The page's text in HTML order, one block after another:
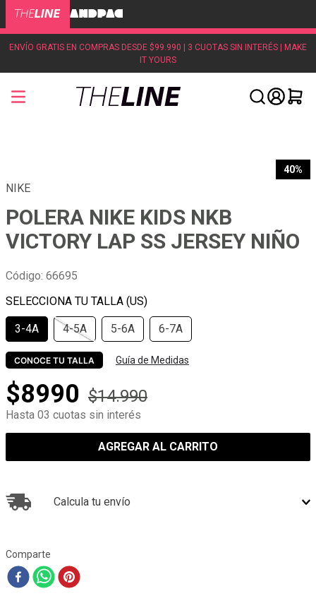
ENVÍO GRATIS EN COMPRAS DESDE $99.990 | 3 CUOTAS SIN INTERÉS | MAKE
IT YOURS
40%
NIKE
POLERA NIKE KIDS NKB
VICTORY LAP SS JERSEY NIÑO
Código: 66695
3-4A 4-5A 5-6A 6-7A
CONOCE TU TALLA Guía de Medidas
$8990 $14.990
Hasta 03 cuotas sin interés
AGREGAR AL CARRITO
Calcula tu envío
Comparte